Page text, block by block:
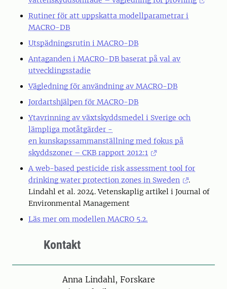
Rutiner för att uppskatta modellparametrar i
MACRO-DB
Utspädningsrutin i MACRO-DB
Antaganden i MACRO-DB baserat på val av
utvecklingsstadie
Vägledning för användning av MACRO-DB
Jordartshjälpen för MACRO-DB
Ytavrinning av växtskyddsmedel i Sverige och
lämpliga motåtgärder -
en kunskapssammanställning med fokus på
skyddszoner – CKB rapport 2012:1
A web-based pesticide risk assessment tool for
drinking water protection zones in Sweden
.
Lindahl et al. 2024. Vetenskaplig artikel i Journal of
Environmental Management
Läs mer om modellen MACRO 5.2.
Kontakt
PersonAnna Lindahl, Forskare